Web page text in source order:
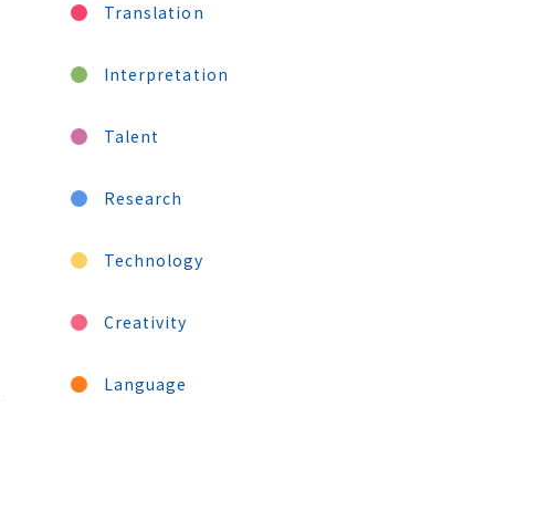
Translation
Interpretation
Talent
Research
Technology
Creativity
Language